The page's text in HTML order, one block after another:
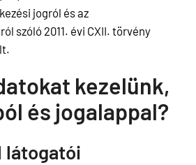
jogról és az
szóló 2011. évi CXII. törvény
kezelünk,
és jogalappal?
látogatói